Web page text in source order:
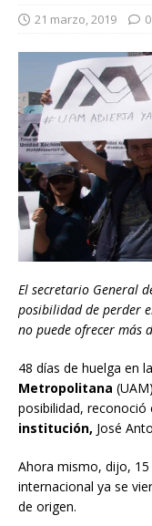
21 marzo, 2019 0
El secretario General
posibilidad de perder
no puede ofrecer más
48 días de huelga en la
Metropolitana
posibilidad, reconoció
institución, José
Ahora mismo, dijo,
internacional ya se
de origen.